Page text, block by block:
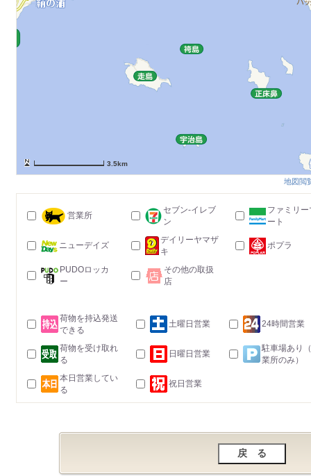
3.5km
地図閲
営業所
セブン-イレブ
ン
ファミリー
ート
ニューデイズ
デイリーヤマザ
キ
ポプラ
PUDOロッカ
ー
その他の取扱
店
荷物を持込発送
できる
土曜日営業 24時間営業
荷物を受け取れ
る
日曜日営業
駐車場あり
業所のみ）
本日営業してい
る
祝日営業